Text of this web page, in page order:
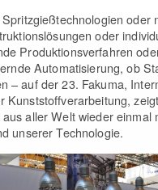
oder
oder
Produktionsverfahren
Automatisierung, ob
– auf der 23. Fakuma,
Kunststoffverarbeitung,
aller Welt wieder einmal
unserer Technologie.